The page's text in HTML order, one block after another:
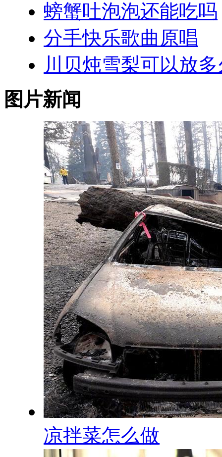
螃蟹吐泡泡还能吃吗
分手快乐歌曲原唱
川贝炖雪梨可以放
图片新闻
凉拌菜怎么做